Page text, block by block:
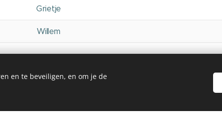
Grietje
Willem
en te beveiligen, en om je de